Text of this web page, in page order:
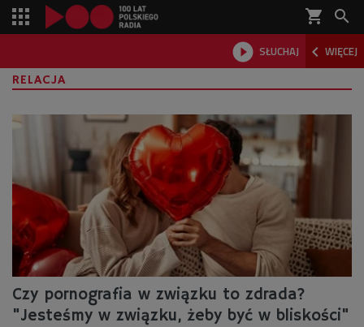
shopping_cart 
 SŁUCHAJ  WIĘCEJ

RELACJA
Czy pornografia w związku to zdrada?
"Jesteśmy w związku, żeby być w bliskości"